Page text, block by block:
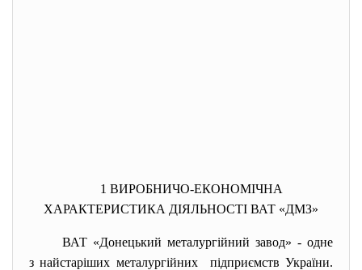
1 ВИРОБНИЧО-ЕКОНОМІЧНА
ХАРАКТЕРИСТИКА ДІЯЛЬНОСТІ ВАТ «ДМЗ»
ВАТ «Донецький металургійний завод» - одне
з найстаріших металургійних підприємств України.